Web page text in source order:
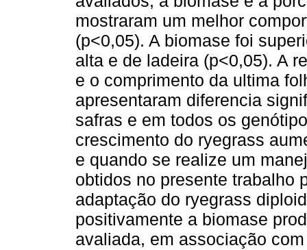
mostraram um melhor
(p<0,05). A biomase foi
alta e de ladeira (p<0,05). A
e o comprimento da ultima
apresentaram diferencia
safras e em todos os
crescimento do ryegrass
e quando se realize um
obtidos no presente trabalho
adaptação do ryegrass
positivamente a biomase
avaliada, em associação